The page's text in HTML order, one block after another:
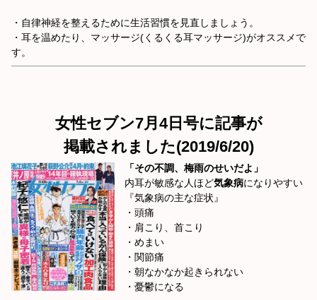
・自律神経を整えるために生活習慣を見直しましょう。
・耳を温めたり、マッサージ(くるくる耳マッサージ)がオススメで
す。
女性セブン7月4日号に記事が
掲載されました(2019/6/20)
「その不調、梅雨のせいだよ」
内耳が敏感な人ほど気象病になりやすい
『気象病の主な症状』
・頭痛
・肩こり、首こり
・めまい
・関節痛
・朝なかなか起きられない
・憂鬱になる